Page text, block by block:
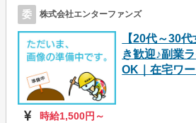
委 株式会社エンターファンズ
【20代～30
き歓迎♪副業
OK｜在宅ワ
時給1,500円～